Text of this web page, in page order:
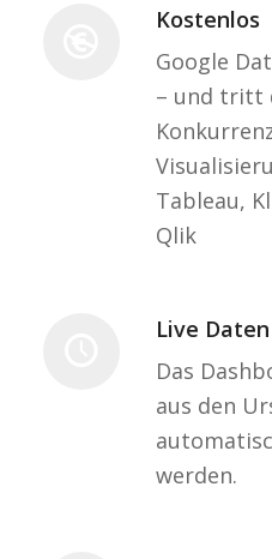
Kostenlos
Google
– und tritt
Tableau,
Qlik
Live Daten
Das
aus den
werden.